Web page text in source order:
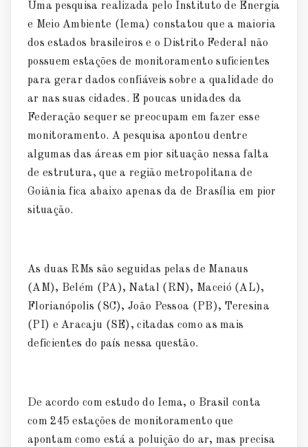
Uma pesquisa realizada pelo Instituto de Energia
e Meio Ambiente (Iema) constatou que a maioria
dos estados brasileiros e o Distrito Federal não
possuem estações de monitoramento suficientes
para gerar dados confiáveis sobre a qualidade do
ar nas suas cidades. E poucas unidades da
Federação sequer se preocupam em fazer esse
monitoramento. A pesquisa apontou dentre
algumas das áreas em pior situação nessa falta
de estrutura, que a região metropolitana de
Goiânia fica abaixo apenas da de Brasília em pior
situação.
As duas RMs são seguidas pelas de Manaus
(AM), Belém (PA), Natal (RN), Maceió (AL),
Florianópolis (SC), João Pessoa (PB), Teresina
(PI) e Aracaju (SE), citadas como as mais
deficientes do país nessa questão.
De acordo com estudo do Iema, o Brasil conta
com 245 estações de monitoramento que
apontam como está a poluição do ar, mas precisa